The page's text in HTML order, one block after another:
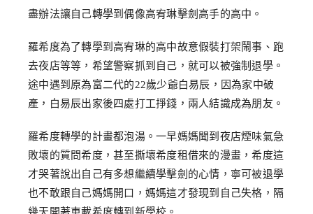
盡辦法讓自己轉學到偶像高宥琳擊劍高手的高中。
羅希度為了轉學到高宥琳的高中故意假裝打架鬧事、跑
去夜店等等，希望警察抓到自己，就可以被強制退學。
途中遇到原為富二代的22歲少爺白易辰，因為家中破
產，白易辰出家後四處打工掙錢，兩人結識成為朋友。
羅希度轉學的計畫都泡湯。一早媽媽聞到夜店煙味氣急
敗壞的質問希度，甚至撕壞希度租借來的漫畫，希度這
才哭著說出自己有多想繼續學擊劍的心情，寧可被退學
也不敢跟自己媽媽開口，媽媽這才發現到自己失格，隔